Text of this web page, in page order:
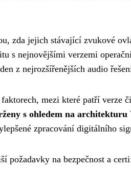
zda jejich stávající zvukové
s nejnovějšími verzemi
z nejrozšířenějších audio
mezi které patří verze
s ohledem na architekturu
zpracování digitálního
požadavky na bezpečnost a